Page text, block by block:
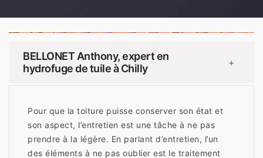
BELLONET Anthony, expert en
hydrofuge de tuile à Chilly
+
Pour que la toiture puisse conserver son état et
son aspect, l’entretien est une tâche à ne pas
prendre à la légère. En parlant d’entretien, l’un
des éléments à ne pas oublier est le traitement